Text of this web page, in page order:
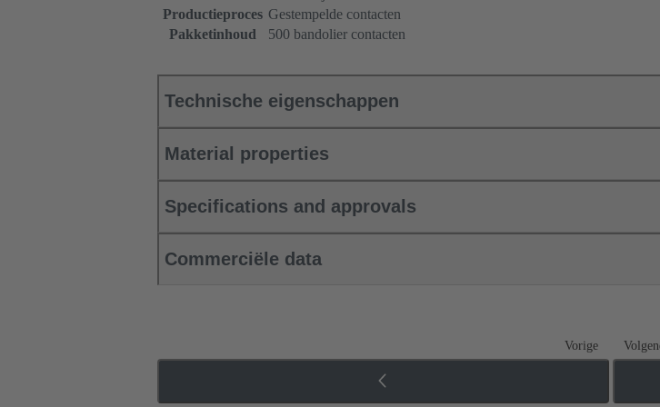
Productieproces Gestempelde contacten
Pakketinhoud
500 bandolier contacten
Technische eigenschappen
Material properties
Specifications and approvals
Commerciële data
Vorige